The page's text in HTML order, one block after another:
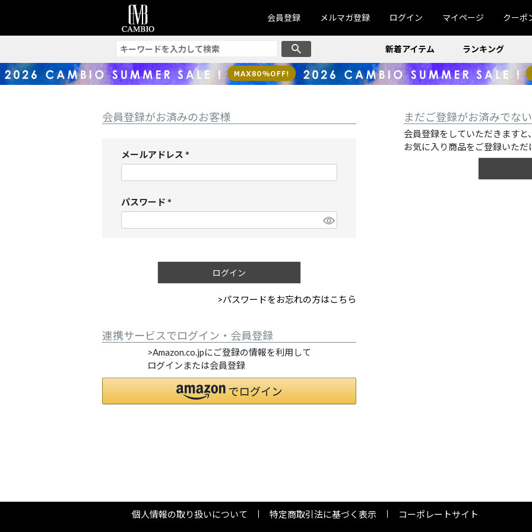
会員登録 メルマガ登録 ログイン マイページ クーポ
新着アイテム ランキング
会員登録がお済みのお客様
メールアドレス
必
パスワード
必
ログイン
>パスワードをお忘れの方はこちら
連携サービスでログイン・会員登録
>Amazon.co.jpにご登録の情報を利用して
ログインまたは会員登録
まだご登録がお済みでな
会員登録をしていただきますと
お気に入り商品をご登録いただ
個人情報の取り扱いについて 特定商取引法に基づく表示 コーポレートサイト